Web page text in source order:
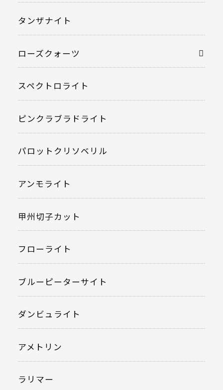
タンザナイト
ローズクォーツ
スペクトロライト
ピンクラブラドライト
パロットクリソベリル
アンモライト
甲州切子カット
フローライト
ブルーピーターサイト
ダンビュライト
アメトリン
ラリマー